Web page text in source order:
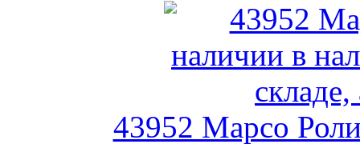
43952 Mapco